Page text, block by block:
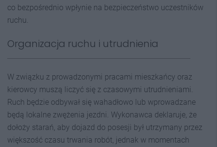
co bezpośrednio wpłynie na bezpieczeństwo uczestników
ruchu.
Organizacja ruchu i utrudnienia
W związku z prowadzonymi pracami mieszkańcy oraz
kierowcy muszą liczyć się z czasowymi utrudnieniami.
Ruch będzie odbywał się wahadłowo lub wprowadzane
będą lokalne zwężenia jezdni. Wykonawca deklaruje, że
dołoży starań, aby dojazd do posesji był utrzymany przez
większość czasu trwania robót, jednak w momentach